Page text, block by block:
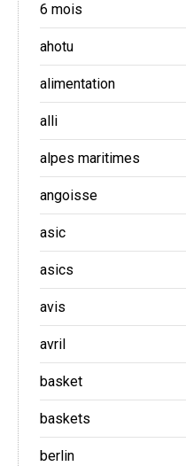
6 mois
ahotu
alimentation
alli
alpes maritimes
angoisse
asic
asics
avis
avril
basket
baskets
berlin